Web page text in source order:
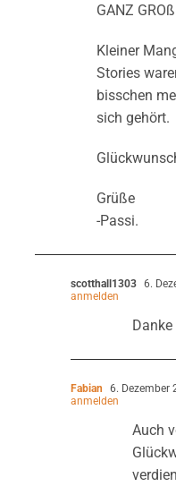
GANZ
Kleiner
Stories
bisschen
sich gehört.
Grüße
-Passi.
scotthall1303 6.
anmelden
Danke
Fabian 6. Dezember
anmelden
Auch